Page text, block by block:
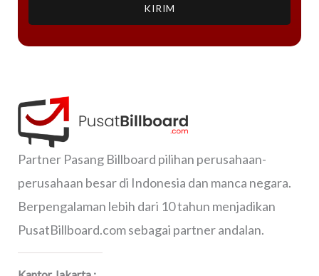
KIRIM
Partner Pasang Billboard pilihan perusahaan-
perusahaan besar di Indonesia dan manca negara.
Berpengalaman lebih dari 10 tahun menjadikan
PusatBillboard.com sebagai partner andalan.